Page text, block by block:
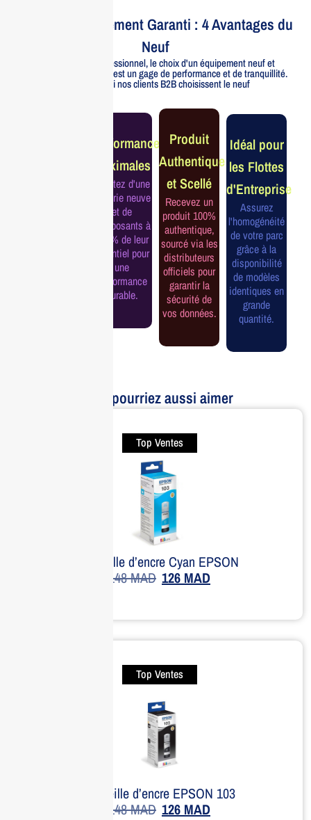
Votre Investissement Garanti : 4 Avantages du
Neuf
Pour un usage professionnel, le choix d'un équipement neuf et
officiellement distribué est un gage de performance et de tranquillité.
Voici pourquoi nos clients B2B choisissent le neuf
Performance
Maximales
Profitez d'une
batterie neuve
et de
composants à
100% de leur
potentiel pour
une
performance
durable.
Produit
Authentique
et Scellé
Recevez un
produit 100%
authentique,
sourcé via les
distributeurs
officiels pour
garantir la
sécurité de
vos données.
Idéal pour
les Flottes
d'Entreprise
Assurez
l'homogénéité
de votre parc
grâce à la
disponibilité
de modèles
identiques en
grande
quantité.
Vous pourriez aussi aimer
Top Ventes
Bouteille d’encre Cyan EPSON
148MAD 126 MAD
Top Ventes
Bouteille d’encre EPSON 103
148MAD 126 MAD